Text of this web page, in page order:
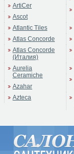
ArtiCer
Ascot
Atlantic Tiles
Atlas Concorde
Atlas Concorde
(Италия)
Aurelia
Ceramiche
Azahar
Azteca